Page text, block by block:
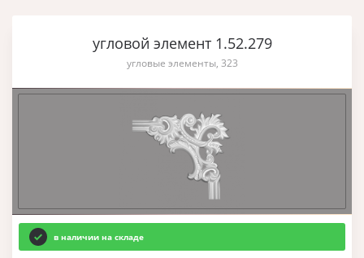
угловой элемент 1.52.279
угловые элементы, 323
в наличии на складе